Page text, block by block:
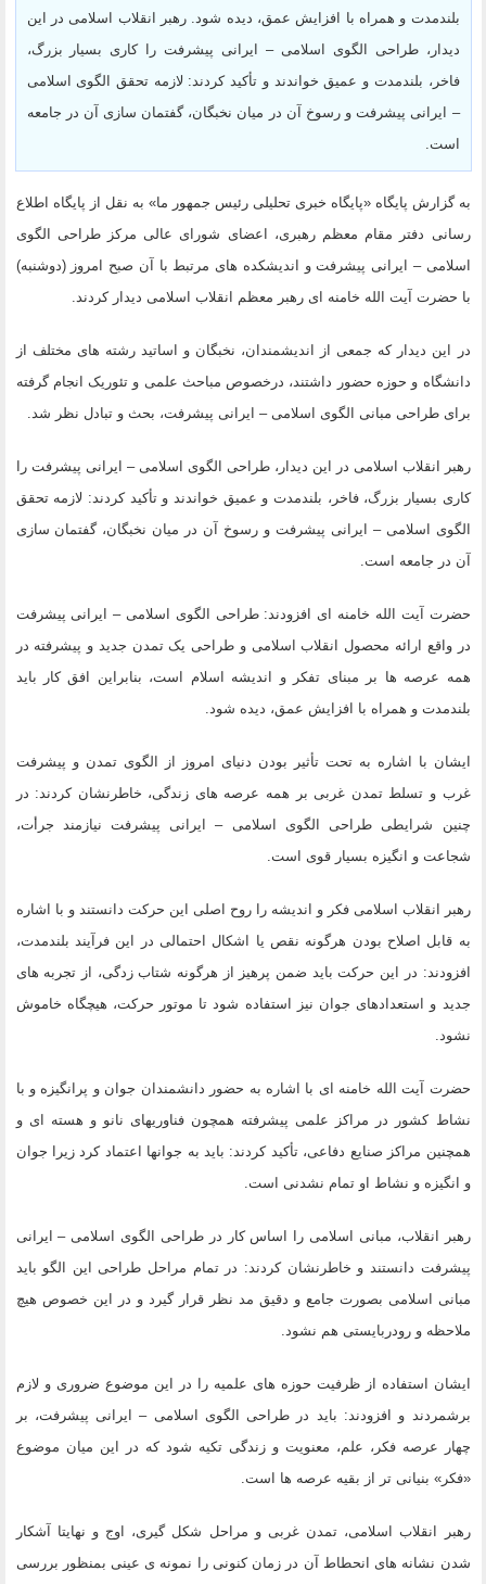
بلندمدت و همراه با افزایش عمق، دیده شود. رهبر انقلاب اسلامی در این
دیدار، طراحی الگوی اسلامی – ایرانی پیشرفت را کاری بسیار بزرگ،
فاخر، بلندمدت و عمیق خواندند و تأکید کردند: لازمه تحقق الگوی اسلامی
– ایرانی پیشرفت و رسوخ آن در میان نخبگان، گفتمان سازی آن در جامعه
است.
به گزارش پایگاه «پایگاه خبری تحلیلی رئیس جمهور ما» به نقل از پایگاه اطلاع
رسانی دفتر مقام معظم رهبری، اعضای شورای عالی مرکز طراحی الگوی
اسلامی – ایرانی پیشرفت و اندیشکده های مرتبط با آن صبح امروز (دوشنبه)
با حضرت آیت الله خامنه ای رهبر معظم انقلاب اسلامی دیدار کردند.
در این دیدار که جمعی از اندیشمندان، نخبگان و اساتید رشته های مختلف از
دانشگاه و حوزه حضور داشتند، درخصوص مباحث علمی و تئوریک انجام گرفته
برای طراحی مبانی الگوی اسلامی – ایرانی پیشرفت، بحث و تبادل نظر شد.
رهبر انقلاب اسلامی در این دیدار، طراحی الگوی اسلامی – ایرانی پیشرفت را
کاری بسیار بزرگ، فاخر، بلندمدت و عمیق خواندند و تأکید کردند: لازمه تحقق
الگوی اسلامی – ایرانی پیشرفت و رسوخ آن در میان نخبگان، گفتمان سازی
آن در جامعه است.
حضرت آیت الله خامنه ای افزودند: طراحی الگوی اسلامی – ایرانی پیشرفت
در واقع ارائه محصول انقلاب اسلامی و طراحی یک تمدن جدید و پیشرفته در
همه عرصه ها بر مبنای تفکر و اندیشه اسلام است، بنابراین افق کار باید
بلندمدت و همراه با افزایش عمق، دیده شود.
ایشان با اشاره به تحت تأثیر بودن دنیای امروز از الگوی تمدن و پیشرفت
غرب و تسلط تمدن غربی بر همه عرصه های زندگی، خاطرنشان کردند: در
چنین شرایطی طراحی الگوی اسلامی – ایرانی پیشرفت نیازمند جرأت،
شجاعت و انگیزه بسیار قوی است.
رهبر انقلاب اسلامی فکر و اندیشه را روح اصلی این حرکت دانستند و با اشاره
به قابل اصلاح بودن هرگونه نقص یا اشکال احتمالی در این فرآیند بلندمدت،
افزودند: در این حرکت باید ضمن پرهیز از هرگونه شتاب زدگی، از تجربه های
جدید و استعدادهای جوان نیز استفاده شود تا موتور حرکت، هیچگاه خاموش
نشود.
حضرت آیت الله خامنه ای با اشاره به حضور دانشمندان جوان و پرانگیزه و با
نشاط کشور در مراکز علمی پیشرفته همچون فناوریهای نانو و هسته ای و
همچنین مراکز صنایع دفاعی، تأکید کردند: باید به جوانها اعتماد کرد زیرا جوان
و انگیزه و نشاط او تمام نشدنی است.
رهبر انقلاب، مبانی اسلامی را اساس کار در طراحی الگوی اسلامی – ایرانی
پیشرفت دانستند و خاطرنشان کردند: در تمام مراحل طراحی این الگو باید
مبانی اسلامی بصورت جامع و دقیق مد نظر قرار گیرد و در این خصوص هیچ
ملاحظه و رودربایستی هم نشود.
ایشان استفاده از ظرفیت حوزه های علمیه را در این موضوع ضروری و لازم
برشمردند و افزودند: باید در طراحی الگوی اسلامی – ایرانی پیشرفت، بر
چهار عرصه فکر، علم، معنویت و زندگی تکیه شود که در این میان موضوع
«فکر» بنیانی تر از بقیه عرصه ها است.
رهبر انقلاب اسلامی، تمدن غربی و مراحل شکل گیری، اوج و نهایتا آشکار
شدن نشانه های انحطاط آن در زمان کنونی را نمونه ی عینی بمنظور بررسی